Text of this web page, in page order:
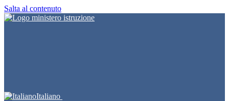
Salta al contenuto
Italiano